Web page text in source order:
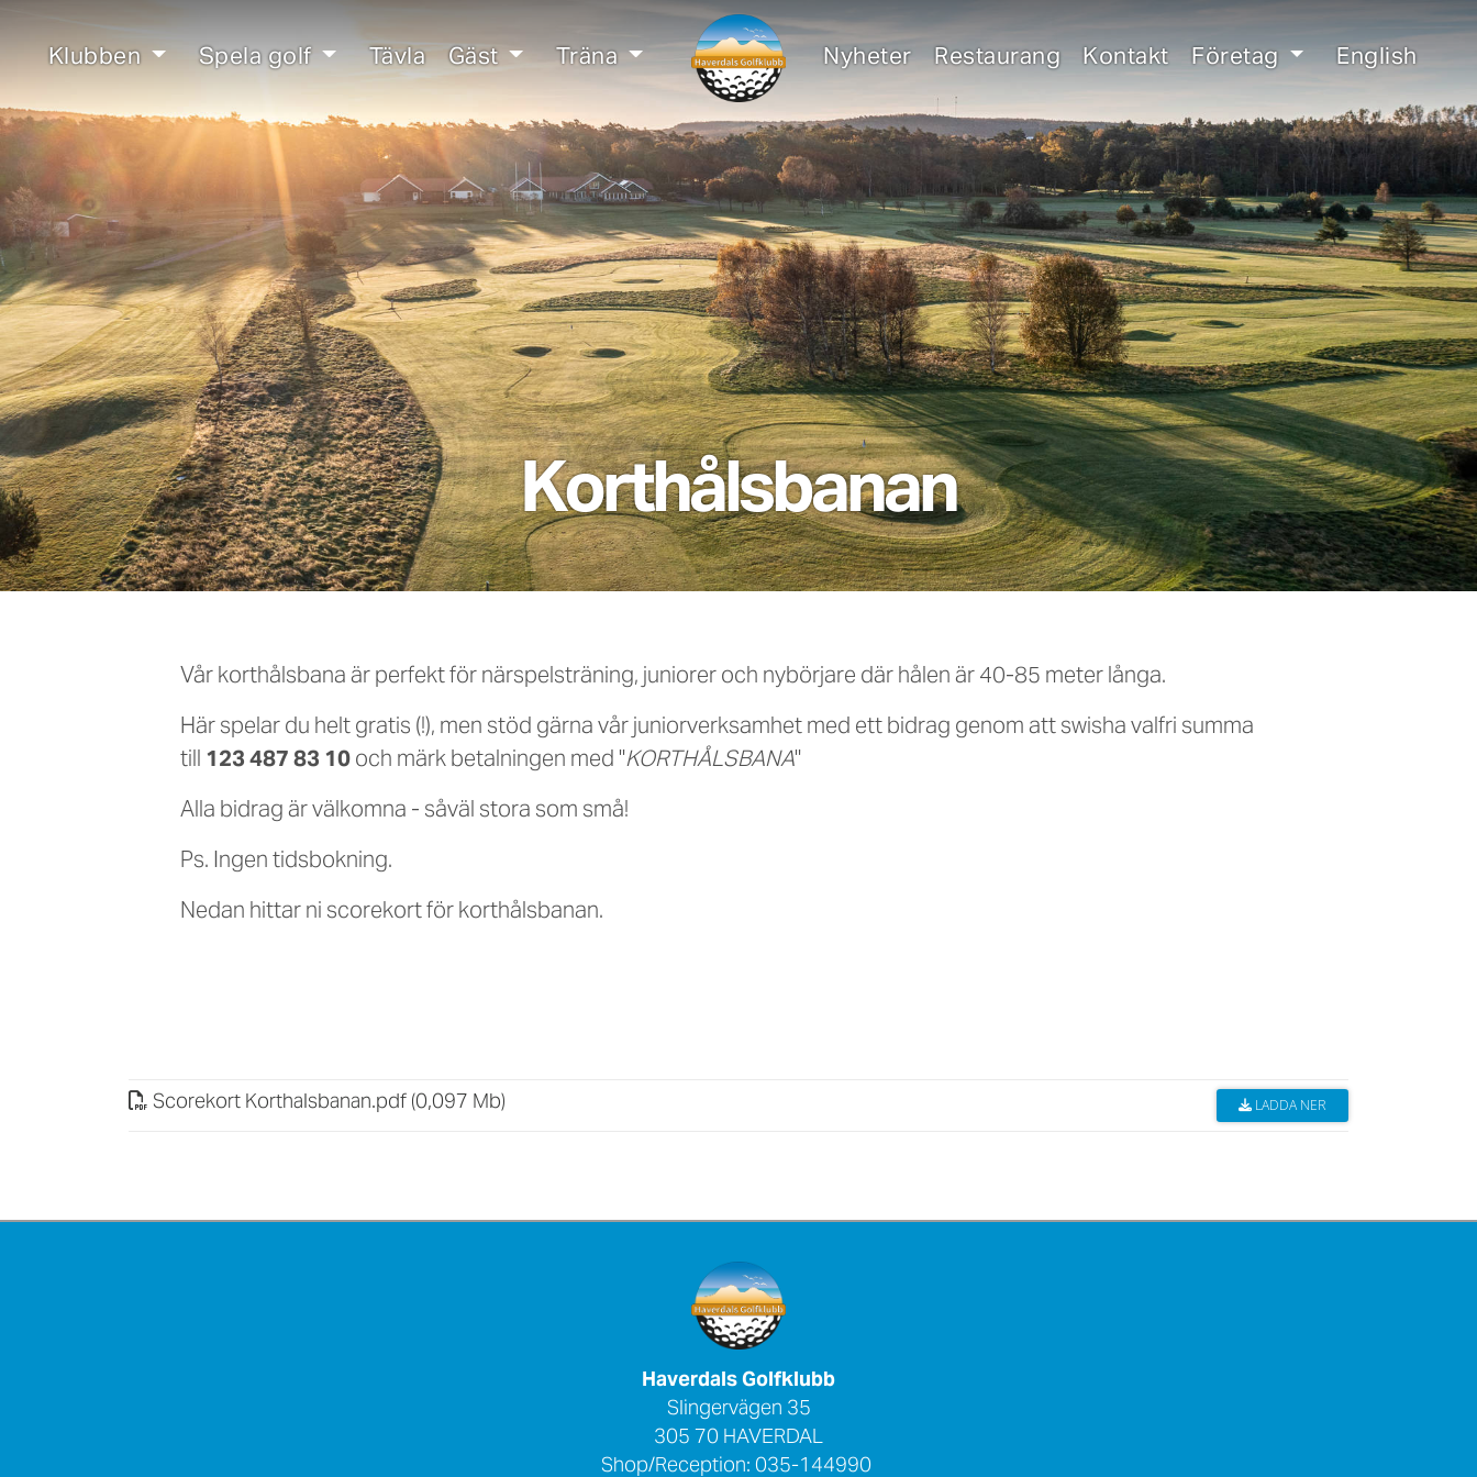
Klubben Spela golf Tävla Gäst Träna Nyheter Restaurang Kontakt Företag English
Korthålsbanan
Vår korthålsbana är perfekt för närspelsträning, juniorer och nybörjare där hålen är 40-85 meter långa.
Här spelar du helt gratis (!), men stöd gärna vår juniorverksamhet med ett bidrag genom att swisha valfri summa
till123 487 83 10och märk betalningen med "KORTHÅLSBANA"
Alla bidrag är välkomna - såväl stora som små!
Ps. Ingen tidsbokning.
Nedan hittar ni scorekort för korthålsbanan.
Scorekort Korthalsbanan.pdf (0,097 Mb) LADDA NER
Haverdals Golfklubb
Slingervägen 35
305 70 HAVERDAL
Shop/Reception: 035-144990